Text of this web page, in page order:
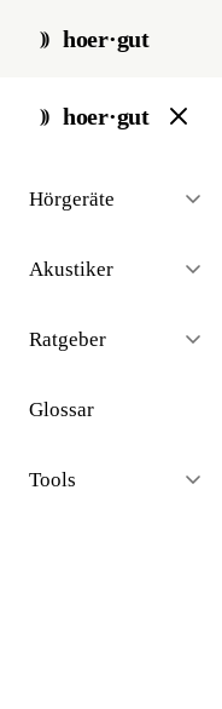
hoer·gut
hoer·gut
Hörgeräte
Akustiker
Ratgeber
Glossar
Tools
start / akustiker / buchholz
1
Buchholz. Aus
Bestand 2026 -
Inhaber können
Fielmann AG &